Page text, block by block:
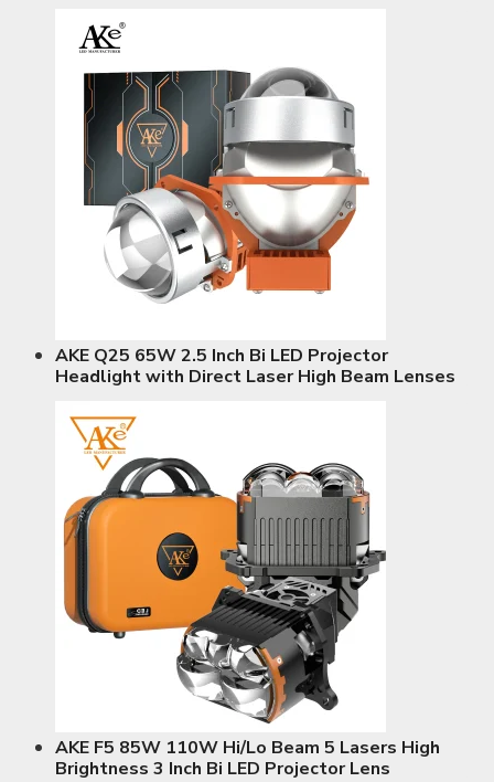
AKE Q25 65W 2.5 Inch Bi LED Projector
Headlight with Direct Laser High Beam Lenses
AKE F5 85W 110W Hi/Lo Beam 5 Lasers High
Brightness 3 Inch Bi LED Projector Lens